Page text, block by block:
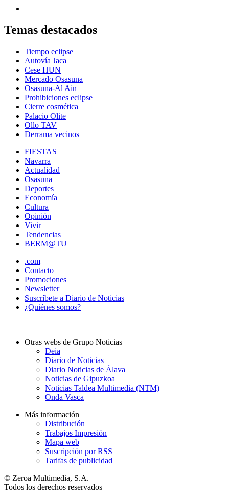
Temas destacados
Tiempo eclipse
Autovía Jaca
Cese HUN
Mercado Osasuna
Osasuna-Al Ain
Prohibiciones eclipse
Cierre cosmética
Palacio Olite
Ollo TAV
Derrama vecinos
FIESTAS
Navarra
Actualidad
Osasuna
Deportes
Economía
Cultura
Opinión
Vivir
Tendencias
BERM@TU
.com
Contacto
Promociones
Newsletter
Suscríbete a Diario de Noticias
¿Quiénes somos?
Otras webs de Grupo Noticias
Deia
Diario de Noticias
Diario Noticias de Álava
Noticias de Gipuzkoa
Noticias Taldea Multimedia (NTM)
Onda Vasca
Más información
Distribución
Trabajos Impresión
Mapa web
Suscripción por RSS
Tarifas de publicidad
© Zeroa Multimedia, S.A.
Todos los derechos reservados